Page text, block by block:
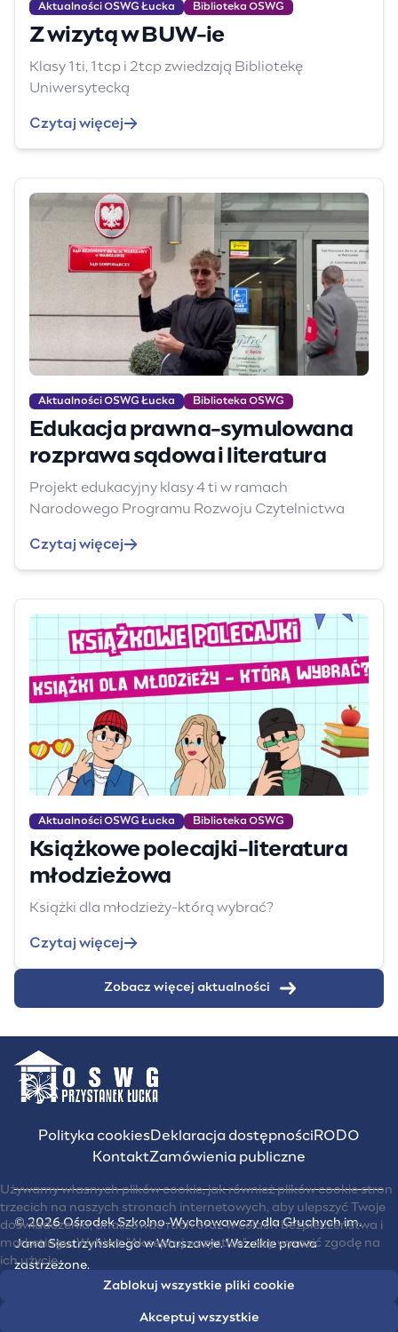
Aktualności OSWG Łucka Biblioteka OSWG
Z wizytą w BUW-ie
Klasy 1ti, 1tcp i 2tcp zwiedzają Bibliotekę
Uniwersytecką
Czytaj więcej
Aktualności OSWG Łucka Biblioteka OSWG
Edukacja prawna-symulowana
rozprawa sądowa i literatura
Projekt edukacyjny klasy 4 ti w ramach
Narodowego Programu Rozwoju Czytelnictwa
Czytaj więcej
Aktualności OSWG Łucka Biblioteka OSWG
Książkowe polecajki-literatura
młodzieżowa
Książki dla młodzieży-którą wybrać?
Czytaj więcej
Zobacz więcej aktualności
Polityka cookiesDeklaracja dostępności RODO
KontaktZamówienia publiczne
© 2026 Ośrodek Szkolno-Wychowawczy dla Głuchych im.
Jana Siestrzyńskiego w Warszawie. Wszelkie prawa
zastrzeżone.
Używamy własnych plików cookie, jak również plików cookie stron
trzecich na naszych stronach internetowych, aby ulepszyć Twoje
doświadczenia, analizować ruch oraz w celach bezpieczeństwa i
marketingu. Wybierz "Akceptuj wszystkie", aby wyrazić zgodę na
ich użycie.
Zablokuj wszystkie pliki cookie
Akceptuj wszystkie